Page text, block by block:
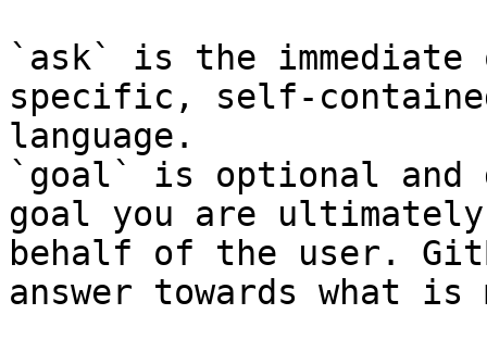
`ask` is the
specific, self-
language.
`goal` is optional and
goal you are
behalf of the user.
answer towards what